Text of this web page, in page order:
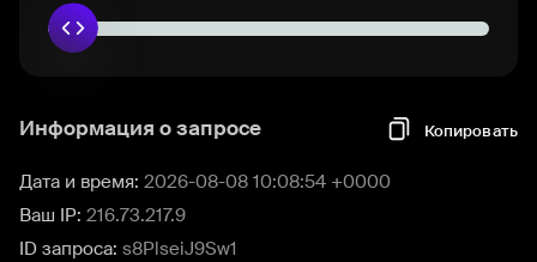
Информация о запросе Копировать
Дата и время: 2026-08-08 10:08:54 +0000
Ваш IP: 216.73.217.9
ID запроса: s8PlseiJ9Sw1